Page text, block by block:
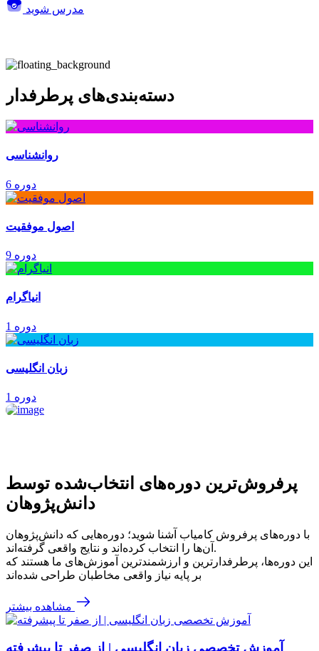
مدرس شوید
دسته‌بندی‌های پرطرفدار
روانشناسی
6 دوره
اصول موفقیت
9 دوره
انیاگرام
1 دوره
زبان انگلیسی
1 دوره
پرفروش‌ترین‌ دوره‌های انتخاب‌شده توسط
دانش‌پژوهان
با دوره‌های پرفروش کامیاب آشنا شوید؛ دوره‌هایی که دانش‌پژوهان
آن‌ها را انتخاب کرده‌اند و نتایج واقعی گرفته‌اند.
این دوره‌ها، پرطرفدارترین و ارزشمندترین آموزش‌های ما هستند که
بر پایه نیاز واقعی مخاطبان طراحی شده‌اند
مشاهده بیشتر
آموزش تخصصی زبان انگلیسی | از صفر تا پیشرفته